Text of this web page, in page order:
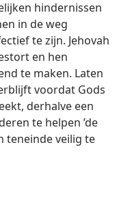
hindernissen
in de weg
te zijn. Jehovah
en hen
te maken. Laten
voordat Gods
derhalve een
te helpen ’de
teneinde veilig te